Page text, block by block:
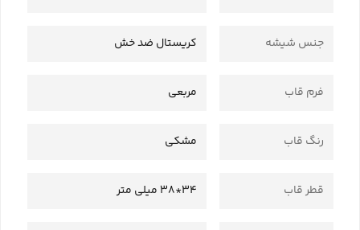
جنس شیشه کریستال ضد خش
فرم قاب مربعی
رنگ قاب مشکی
قطر قاب 34*38 میلی متر